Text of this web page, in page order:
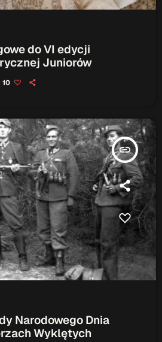
do VI edycji
Juniorów
10
insert_link
Narodowego Dnia
Wyklętych